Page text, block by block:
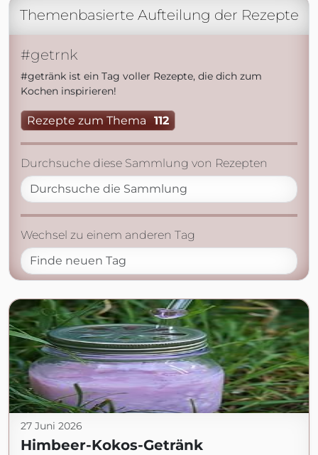
Themenbasierte Aufteilung der Rezepte
#getrnk
#getränk ist ein Tag voller Rezepte, die dich zum
Kochen inspirieren!
Rezepte zum Thema 112
Durchsuche diese Sammlung von Rezepten
Wechsel zu einem anderen Tag
27 Juni 2026
Himbeer-Kokos-Getränk